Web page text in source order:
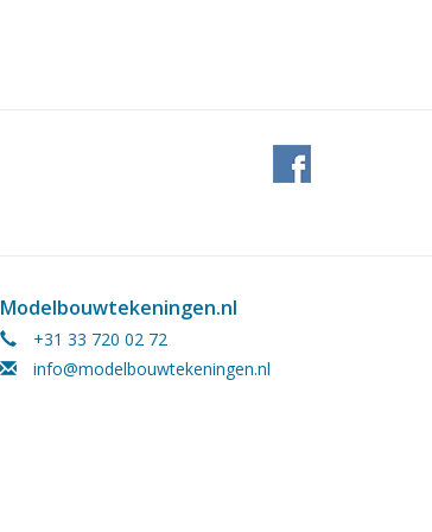
Modelbouwtekeningen.nl
+31 33 720 02 72
info@modelbouwtekeningen.nl